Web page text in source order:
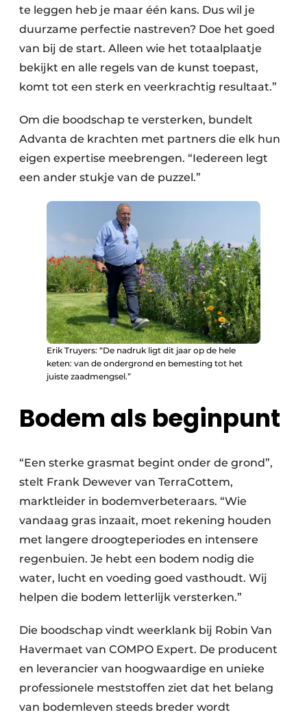
te leggen heb je maar één kans. Dus wil je
duurzame perfectie nastreven? Doe het goed
van bij de start. Alleen wie het totaalplaatje
bekijkt en alle regels van de kunst toepast,
komt tot een sterk en veerkrachtig resultaat.”
Om die boodschap te versterken, bundelt
Advanta de krachten met partners die elk hun
eigen expertise meebrengen. “Iedereen legt
een ander stukje van de puzzel.”
Erik Truyers: “De nadruk ligt dit jaar op de hele
keten: van de ondergrond en bemesting tot het
juiste zaadmengsel.”
Bodem als beginpunt
“Een sterke grasmat begint onder de grond”,
stelt Frank Dewever van TerraCottem,
marktleider in bodemverbeteraars. “Wie
vandaag gras inzaait, moet rekening houden
met langere droogteperiodes en intensere
regenbuien. Je hebt een bodem nodig die
water, lucht en voeding goed vasthoudt. Wij
helpen die bodem letterlijk versterken.”
Die boodschap vindt weerklank bij Robin Van
Havermaet van COMPO Expert. De producent
en leverancier van hoogwaardige en unieke
professionele meststoffen ziet dat het belang
van bodemleven steeds breder wordt